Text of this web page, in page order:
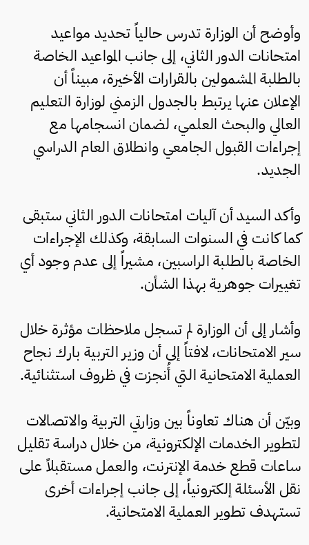
وأوضح أن الوزارة تدرس حالياً تحديد مواعيد
امتحانات الدور الثاني، إلى جانب المواعيد الخاصة
بالطلبة المشمولين بالقرارات الأخيرة، مبيناً أن
الإعلان عنها يرتبط بالجدول الزمني لوزارة التعليم
العالي والبحث العلمي، لضمان انسجامها مع
إجراءات القبول الجامعي وانطلاق العام الدراسي
الجديد.
وأكد السيد أن آليات امتحانات الدور الثاني ستبقى
كما كانت في السنوات السابقة، وكذلك الإجراءات
الخاصة بالطلبة الراسبين، مشيراً إلى عدم وجود أي
تغييرات جوهرية بهذا الشأن.
وأشار إلى أن الوزارة لم تسجل ملاحظات مؤثرة خلال
سير الامتحانات، لافتاً إلى أن وزير التربية بارك نجاح
العملية الامتحانية التي أُنجزت في ظروف استثنائية.
وبيّن أن هناك تعاوناً بين وزارتي التربية والاتصالات
لتطوير الخدمات الإلكترونية، من خلال دراسة تقليل
ساعات قطع خدمة الإنترنت، والعمل مستقبلاً على
نقل الأسئلة إلكترونياً، إلى جانب إجراءات أخرى
تستهدف تطوير العملية الامتحانية.